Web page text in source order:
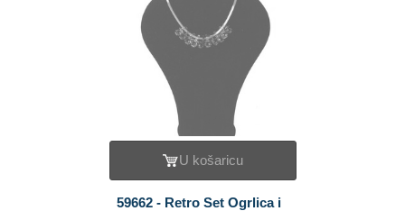
U košaricu
59662 - Retro Set Ogrlica i